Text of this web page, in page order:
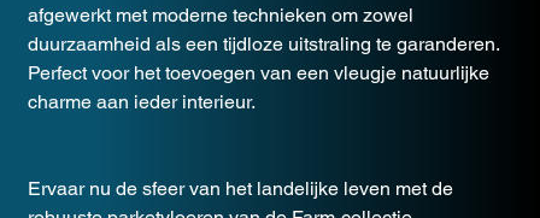
afgewerkt met moderne technieken om zowel
duurzaamheid als een tijdloze uitstraling te garanderen.
Perfect voor het toevoegen van een vleugje natuurlijke
charme aan ieder interieur.
Ervaar nu de sfeer van het landelijke leven met de